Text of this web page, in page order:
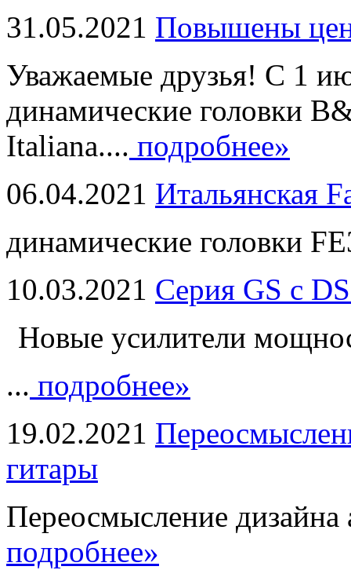
31.05.2021 Повышены
Уважаемые друзья! С 1
динамические головки
Italiana.... подробнее»
06.04.2021 Итальянская
динамические головки
10.03.2021 Серия GS с
Новые усилители
... подробнее»
19.02.2021
гитары
Переосмысление дизайна
подробнее»